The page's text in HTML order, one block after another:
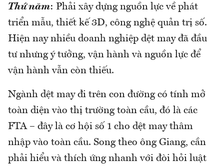
Thứ năm: Phải xây dựng nguồn lực về phát
triển mẫu, thiết kế 3D, công nghệ quản trị số.
Hiện nay nhiều doanh nghiệp dệt may đã đầu
tư nhưng ý tưởng, vận hành và nguồn lực để
vận hành vẫn còn thiếu.
Ngành dệt may đi trên con đường có tính mở
toàn diện vào thị trường toàn cầu, đó là các
FTA – đây là cơ hội số 1 cho dệt may thâm
nhập vào toàn cầu. Song theo ông Giang, cần
phải hiểu và thích ứng nhanh với đòi hỏi luật